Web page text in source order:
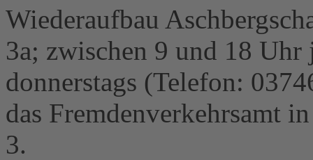
Wiederaufbau
3a; zwischen 9 und 18 Uhr
donnerstags (Telefon:
das Fremdenverkehrsamt
3.